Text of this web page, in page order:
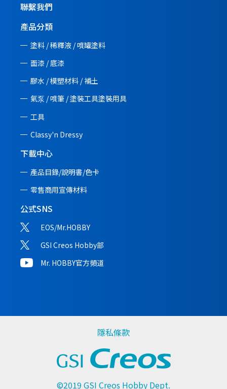
聯繫我們
產品分類
塗料 / 稀釋液 / 噴罐塗料
面漆 / 底漆
膠水 / 模塑材料 / 補土
氣泵 / 噴筆 / 塗裝工具塗裝用具
工具
Classy'n Dressy
下載中心
產品目錄/說明書/色卡
零售商用宣傳材料
公式SNS
EOS/Mr.HOBBY
GSI Creos Hobby部
Mr. HOBBY官方頻道
隱私條款
©2019 GSI Creos Hobby Dept.